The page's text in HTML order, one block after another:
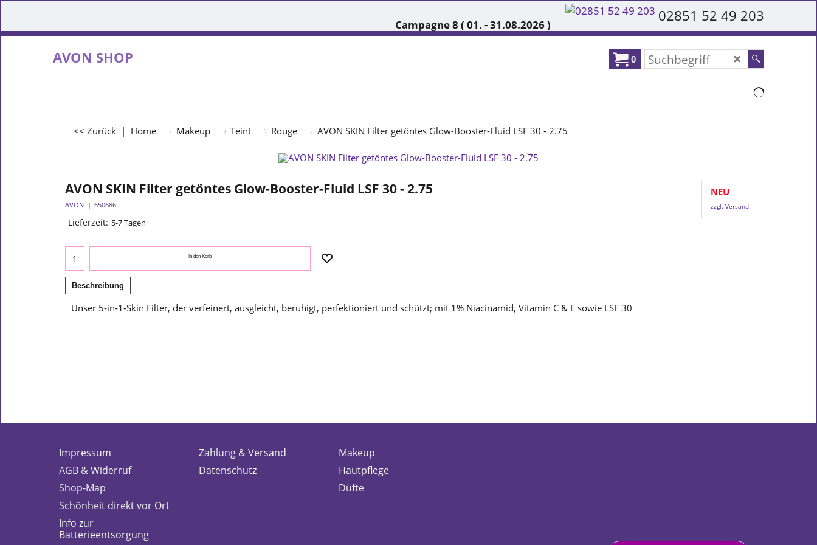
Campagne 8 ( 01. - 31.08.2026 ) 02851 52 49 203
AVON SHOP 0
<< Zurück | Home Makeup Teint Rouge AVON SKIN Filter getöntes Glow-Booster-Fluid LSF 30 - 2.75
AVON SKIN Filter getöntes Glow-Booster-Fluid LSF 30 - 2.75
AVON 650686
NEU
zzgl. Versand
Lieferzeit: 5-7 Tagen
In den Korb
Beschreibung
Unser 5‑in‑1‑Skin Filter, der verfeinert, ausgleicht, beruhigt, perfektioniert und schützt; mit 1% Niacinamid, Vitamin C & E sowie LSF 30
Impressum
AGB & Widerruf
Shop-Map
Schönheit direkt vor Ort
Info zur
Batterieentsorgung
Zahlung & Versand
Datenschutz
Makeup
Hautpflege
Düfte